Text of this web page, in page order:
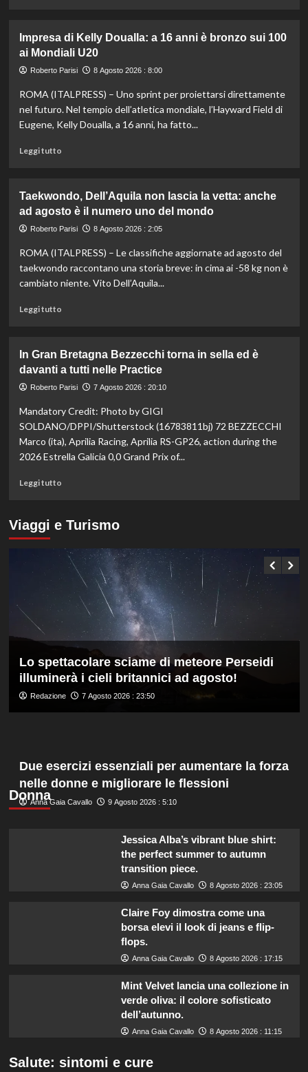
Nuoto
di
fondo,
d’argento
nella
staffetta
Impresa di Kelly Doualla: a 16 anni è bronzo sui 100
ai Mondiali U20
Roberto Parisi 8 Agosto 2026 : 8:00
ROMA (ITALPRESS) – Uno sprint per proiettarsi direttamente
nel futuro. Nel tempio dell’atletica mondiale, l’Hayward Field di
Eugene, Kelly Doualla, a 16 anni, ha fatto...
Leggi tuttoLeggi
Impresa
di
Kelly
a
16
anni
Mondiali
U20
Taekwondo, Dell’Aquila non lascia la vetta: anche
ad agosto è il numero uno del mondo
Roberto Parisi 8 Agosto 2026 : 2:05
ROMA (ITALPRESS) – Le classifiche aggiornate ad agosto del
taekwondo raccontano una storia breve: in cima ai -58 kg non è
cambiato niente. Vito Dell’Aquila...
Leggi tuttoLeggi
Taekwondo,
Dell’Aquila
non
la
vetta:
anche
ad
del
In Gran Bretagna Bezzecchi torna in sella ed è
davanti a tutti nelle Practice
Roberto Parisi 7 Agosto 2026 : 20:10
Mandatory Credit: Photo by GIGI
SOLDANO/DPPI/Shutterstock (16783811bj) 72 BEZZECCHI
Marco (ita), Aprilia Racing, Aprilia RS-GP26, action during the
2026 Estrella Galicia 0,0 Grand Prix of...
Leggi tuttoLeggi
su
Gran
Bretagna
Bezzecchi
sella
ed
davanti
a
tutti
nelle
Viaggi e Turismo
Lo spettacolare sciame di meteore Perseidi
illuminerà i cieli britannici ad agosto!
Redazione 7 Agosto 2026 : 23:50
Donna
Due esercizi essenziali per aumentare la forza
nelle donne e migliorare le flessioni
Anna Gaia Cavallo 9 Agosto 2026 : 5:10
Jessica Alba’s vibrant blue shirt:
the perfect summer to autumn
transition piece.
Anna Gaia Cavallo 8 Agosto 2026 : 23:05
Claire Foy dimostra come una
borsa elevi il look di jeans e flip-
flops.
Anna Gaia Cavallo 8 Agosto 2026 : 17:15
Mint Velvet lancia una collezione in
verde oliva: il colore sofisticato
dell’autunno.
Anna Gaia Cavallo 8 Agosto 2026 : 11:15
Salute: sintomi e cure